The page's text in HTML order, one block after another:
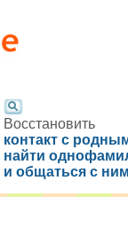
Восстановить
контакт с
найти
и общаться с